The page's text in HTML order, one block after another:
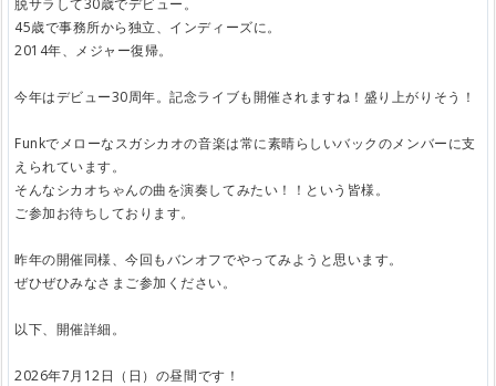
脱サラして30歳でデビュー。
45歳で事務所から独立、インディーズに。
2014年、メジャー復帰。
今年はデビュー30周年。記念ライブも開催されますね！盛り上がりそう！
Funkでメローなスガシカオの音楽は常に素晴らしいバックのメンバーに支
えられています。
そんなシカオちゃんの曲を演奏してみたい！！という皆様。
ご参加お待ちしております。
昨年の開催同様、今回もバンオフでやってみようと思います。
ぜひぜひみなさまご参加ください。
以下、開催詳細。
2026年7月12日（日）の昼間です！